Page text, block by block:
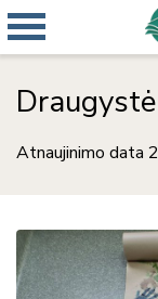
Atnaujinimo data